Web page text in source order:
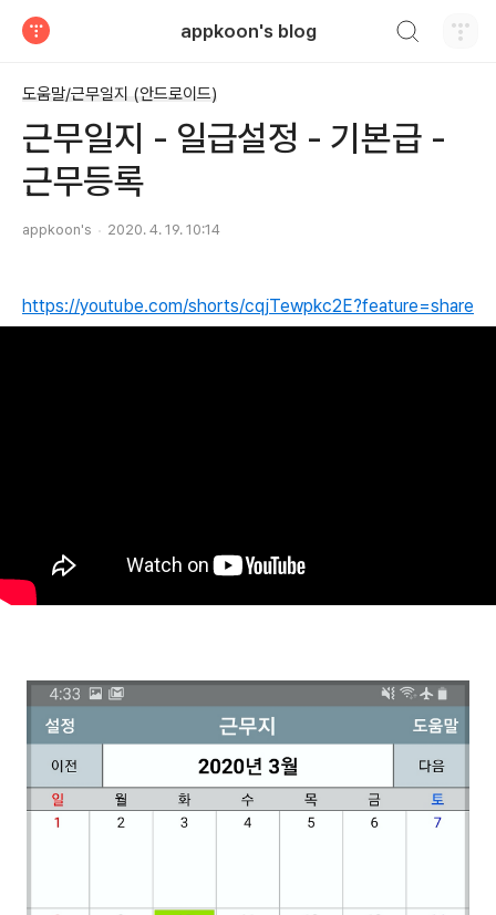
appkoon's blog
도움말/근무일지 (안드로이드)
근무일지 - 일급설정 - 기본급 -
근무등록
appkoon's 2020. 4. 19. 10:14
https://youtube.com/shorts/cqjTewpkc2E?feature=share